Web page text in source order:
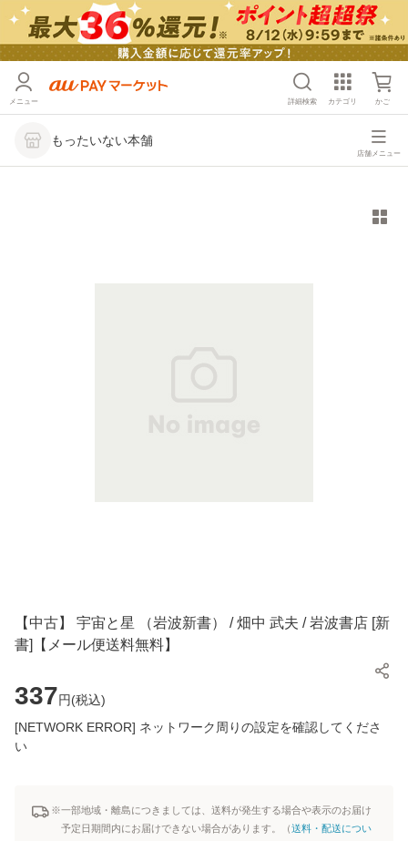
メニュー 詳細検索 カテゴリ かご
もったいない本舗
店舗メニュー
【中古】 宇宙と星 （岩波新書） / 畑中 武夫 / 岩波書店 [新
書]【メール便送料無料】
337円(税込)
[NETWORK ERROR] ネットワーク周りの設定を確認してくださ
い
※一部地域・離島につきましては、送料が発生する場合や表示のお届け
予定日期間内にお届けできない場合があります。（送料・配送につい